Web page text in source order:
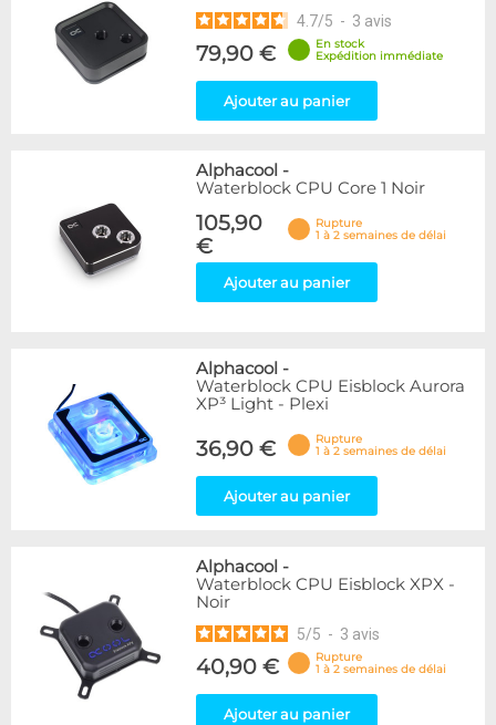
4.7/5 - 3 avis
79,90 €
En stock
Expédition immédiate
Ajouter au panier
Alphacool -
Waterblock CPU Core 1 Noir
105,90
€
Rupture
1 à 2 semaines de délai
Ajouter au panier
Alphacool -
Waterblock CPU Eisblock Aurora
XP³ Light - Plexi
36,90 €
Rupture
1 à 2 semaines de délai
Ajouter au panier
Alphacool -
Waterblock CPU Eisblock XPX -
Noir
5/5 - 3 avis
40,90 €
Rupture
1 à 2 semaines de délai
Ajouter au panier